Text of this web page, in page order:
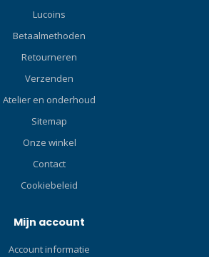
Lucoins
Betaalmethoden
Retourneren
Verzenden
Atelier en onderhoud
Sitemap
Onze winkel
Contact
Cookiebeleid
Mijn account
Account informatie